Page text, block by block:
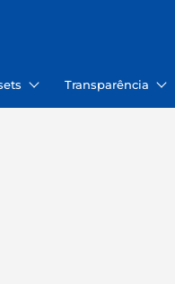
Transparência